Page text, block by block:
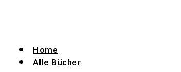
Home
Alle Bücher